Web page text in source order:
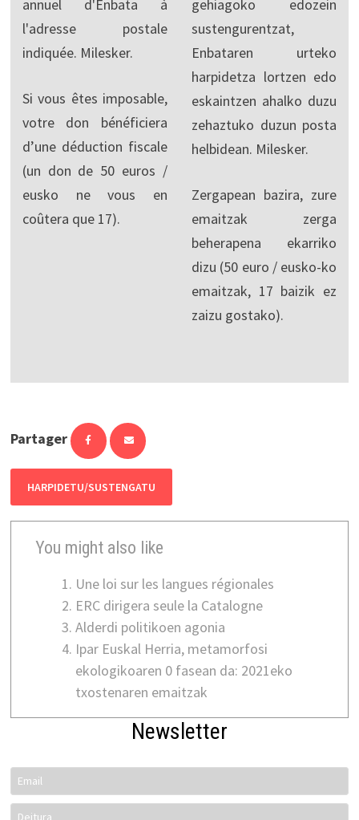
annuel d'Enbata à
l'adresse postale
indiquée. Milesker.
Si vous êtes imposable,
votre don bénéficiera
d’une déduction fiscale
(un don de 50 euros /
eusko ne vous en
coûtera que 17).
gehiagoko edozein
sustengurentzat,
Enbataren urteko
harpidetza lortzen edo
eskaintzen ahalko duzu
zehaztuko duzun posta
helbidean. Milesker.
Zergapean bazira, zure
emaitzak zerga
beherapena ekarriko
dizu (50 euro / eusko-ko
emaitzak, 17 baizik ez
zaizu gostako).
Partager
HARPIDETU/SUSTENGATU
You might also like
Une loi sur les langues régionales
ERC dirigera seule la Catalogne
Alderdi politikoen agonia
Ipar Euskal Herria, metamorfosi
ekologikoaren 0 fasean da: 2021eko
txostenaren emaitzak
Newsletter